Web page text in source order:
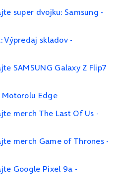
super dvojku: Samsung -
Výpredaj skladov -
SAMSUNG Galaxy Z Flip7
Edge
merch The Last Of Us -
merch Game of Thrones -
Google Pixel 9a -